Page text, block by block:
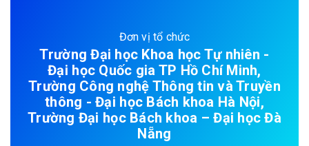
Đơn vị tổ chức
Trường Đại học Khoa học Tự nhiên -
Đại học Quốc gia TP Hồ Chí Minh,
Trường Công nghệ Thông tin và Truyền
thông - Đại học Bách khoa Hà Nội,
Trường Đại học Bách khoa – Đại học Đà
Nẵng